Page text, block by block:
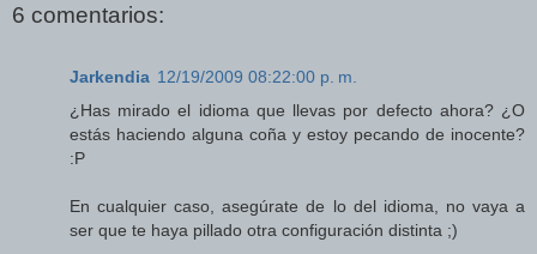
6 comentarios:
Jarkendia 12/19/2009 08:22:00 p. m.
¿Has mirado el idioma que llevas por defecto ahora? ¿O
estás haciendo alguna coña y estoy pecando de inocente?
:P
En cualquier caso, asegúrate de lo del idioma, no vaya a
ser que te haya pillado otra configuración distinta ;)